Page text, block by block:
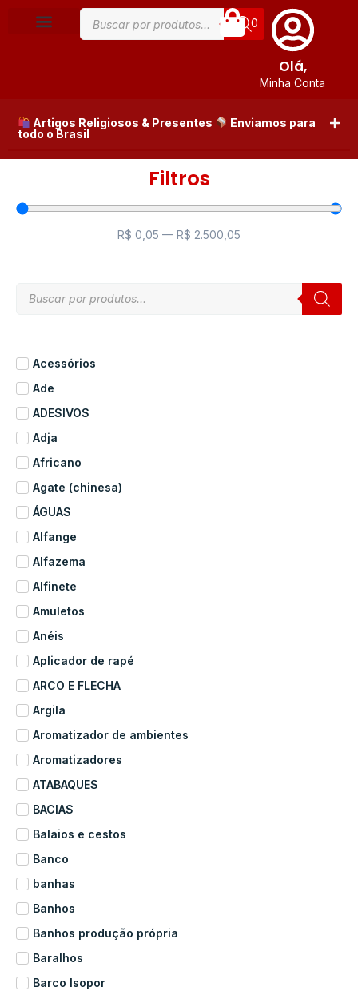
Olá,
Minha Conta
0
Artigos Religiosos & Presentes
Enviamos para
todo o Brasil
Filtros
R$ 0,05 — R$ 2.500,05
Acessórios
Ade
ADESIVOS
Adja
Africano
Agate (chinesa)
ÁGUAS
Alfange
Alfazema
Alfinete
Amuletos
Anéis
Aplicador de rapé
ARCO E FLECHA
Argila
Aromatizador de ambientes
Aromatizadores
ATABAQUES
BACIAS
Balaios e cestos
Banco
banhas
Banhos
Banhos produção própria
Baralhos
Barco Isopor